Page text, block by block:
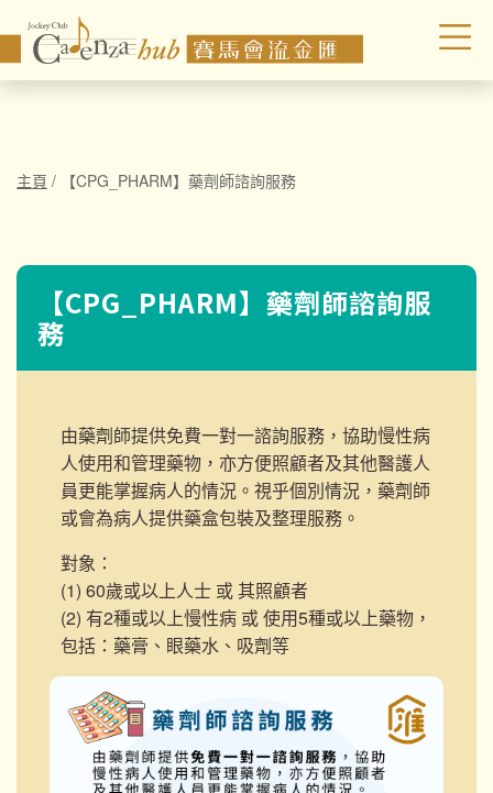
主頁 / 【CPG_PHARM】藥劑師諮詢服務
【CPG_PHARM】藥劑師諮詢服
務
由藥劑師提供免費一對一諮詢服務 ，協助慢性病
人使用和管理藥物，亦方便照顧者及其他醫護人
員更能掌握病人的情況。 視乎個別情況，藥劑師
或會為病人提供藥盒包裝及整理服務。
對象：
(1) 60歲或以上人士 或 其照顧者
(2) 有2種或以上慢性病 或 使用5種或以上藥物，
包括：藥膏、眼藥水、吸劑等